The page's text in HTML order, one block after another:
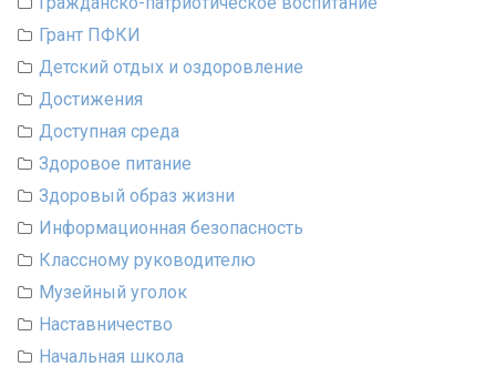
Грант ПФКИ
Детский отдых и оздоровление
Достижения
Доступная среда
Здоровое питание
Здоровый образ жизни
Информационная безопасность
Классному руководителю
Музейный уголок
Наставничество
Начальная школа